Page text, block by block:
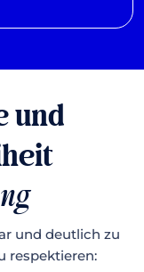
und
und deutlich zu
respektieren: